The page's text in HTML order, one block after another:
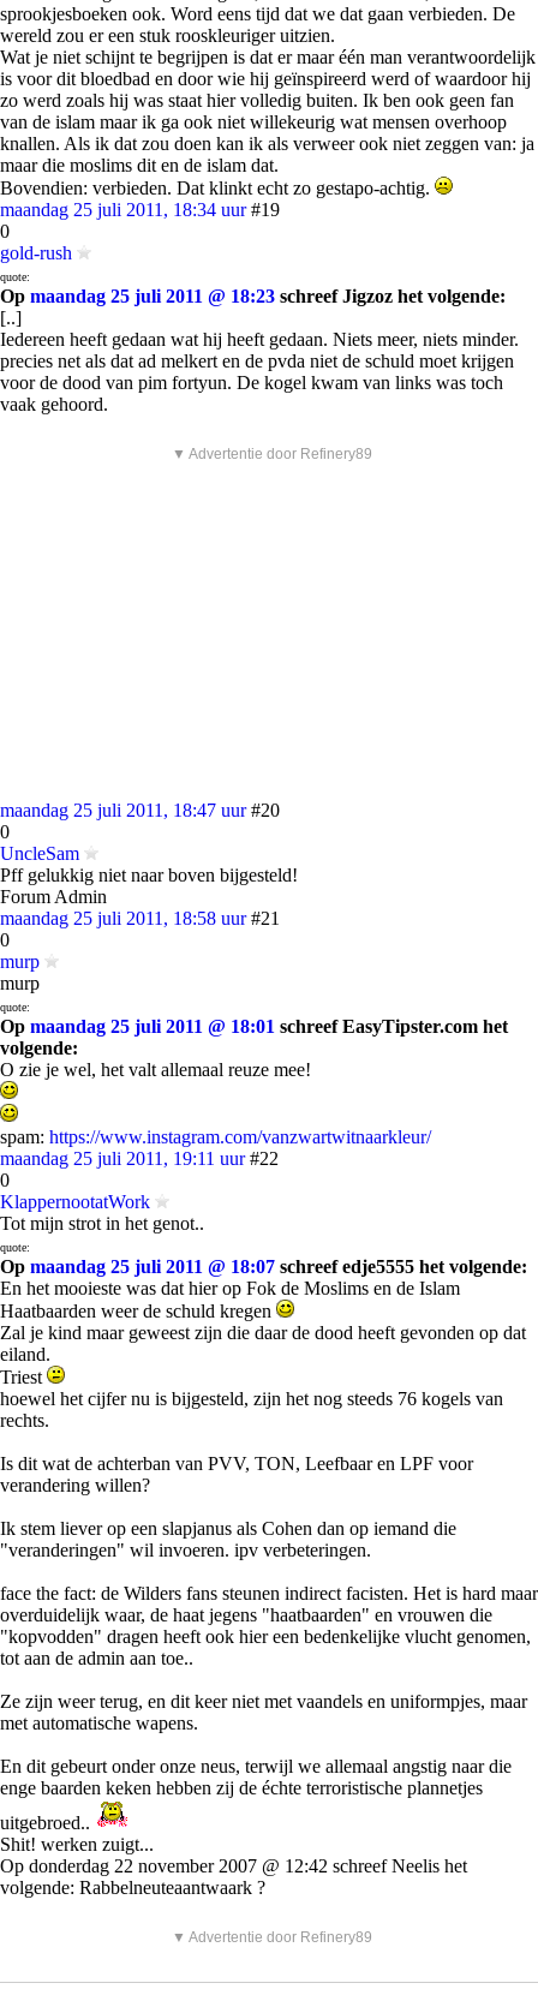
sprookjesboeken ook. Word eens tijd dat we dat gaan verbieden. De
wereld zou er een stuk rooskleuriger uitzien.
Wat je niet schijnt te begrijpen is dat er maar één man verantwoordelijk
is voor dit bloedbad en door wie hij geïnspireerd werd of waardoor hij
zo werd zoals hij was staat hier volledig buiten. Ik ben ook geen fan
van de islam maar ik ga ook niet willekeurig wat mensen overhoop
knallen. Als ik dat zou doen kan ik als verweer ook niet zeggen van: ja
maar die moslims dit en de islam dat.
Bovendien: verbieden. Dat klinkt echt zo gestapo-achtig.
maandag 25 juli 2011, 18:34 uur #19
0
gold-rush
quote:
Op maandag 25 juli 2011 @ 18:23 schreef Jigzoz het volgende:
[..]
Iedereen heeft gedaan wat hij heeft gedaan. Niets meer, niets minder.
precies net als dat ad melkert en de pvda niet de schuld moet krijgen
voor de dood van pim fortyun. De kogel kwam van links was toch
vaak gehoord.
▼ Advertentie door Refinery89
maandag 25 juli 2011, 18:47 uur #20
0
UncleSam
Pff gelukkig niet naar boven bijgesteld!
Forum Admin
maandag 25 juli 2011, 18:58 uur #21
0
murp
murp
quote:
Op maandag 25 juli 2011 @ 18:01 schreef EasyTipster.com het
volgende:
O zie je wel, het valt allemaal reuze mee!
spam: https://www.instagram.com/vanzwartwitnaarkleur/
maandag 25 juli 2011, 19:11 uur #22
0
KlappernootatWork
Tot mijn strot in het genot..
quote:
Op maandag 25 juli 2011 @ 18:07 schreef edje5555 het volgende:
En het mooieste was dat hier op Fok de Moslims en de Islam
Haatbaarden weer de schuld kregen
Zal je kind maar geweest zijn die daar de dood heeft gevonden op dat
eiland.
Triest
hoewel het cijfer nu is bijgesteld, zijn het nog steeds 76 kogels van
rechts.
Is dit wat de achterban van PVV, TON, Leefbaar en LPF voor
verandering willen?
Ik stem liever op een slapjanus als Cohen dan op iemand die
"veranderingen" wil invoeren. ipv verbeteringen.
face the fact: de Wilders fans steunen indirect facisten. Het is hard maar
overduidelijk waar, de haat jegens "haatbaarden" en vrouwen die
"kopvodden" dragen heeft ook hier een bedenkelijke vlucht genomen,
tot aan de admin aan toe..
Ze zijn weer terug, en dit keer niet met vaandels en uniformpjes, maar
met automatische wapens.
En dit gebeurt onder onze neus, terwijl we allemaal angstig naar die
enge baarden keken hebben zij de échte terroristische plannetjes
uitgebroed..
Shit! werken zuigt...
Op donderdag 22 november 2007 @ 12:42 schreef Neelis het
volgende: Rabbelneuteaantwaark ?
▼ Advertentie door Refinery89